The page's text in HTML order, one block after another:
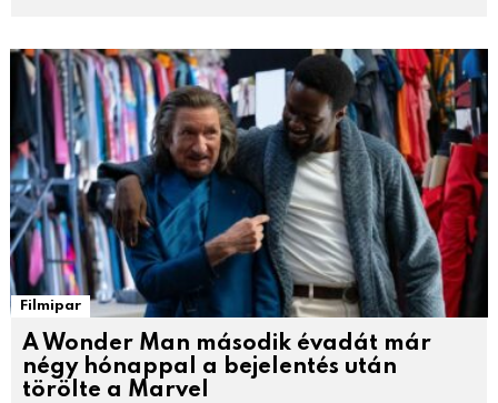
Filmipar
A Wonder Man második évadát már
négy hónappal a bejelentés után
törölte a Marvel